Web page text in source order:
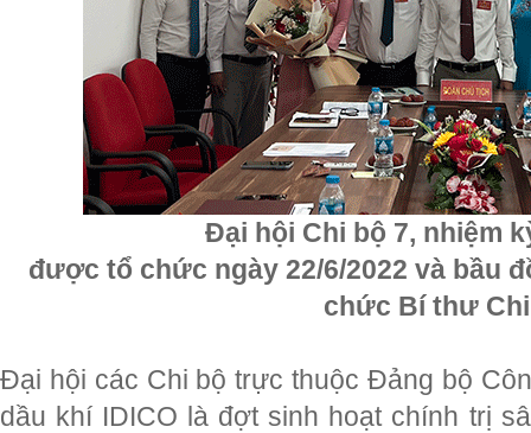
Đại hội Chi bộ 7, nhiệm
được tổ chức ngày 22/6/2022 và bầu
chức Bí thư
Đại hội các Chi bộ trực thuộc Đảng bộ
dầu khí IDICO là đợt sinh hoạt chính trị